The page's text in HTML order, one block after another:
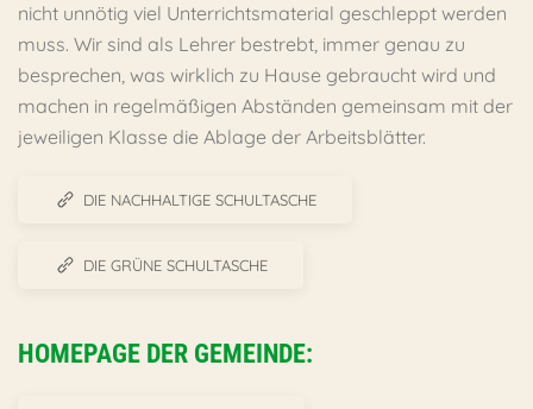
nicht unnötig viel Unterrichtsmaterial geschleppt werden
muss. Wir sind als Lehrer bestrebt, immer genau zu
besprechen, was wirklich zu Hause gebraucht wird und
machen in regelmäßigen Abständen gemeinsam mit der
jeweiligen Klasse die Ablage der Arbeitsblätter.
DIE NACHHALTIGE SCHULTASCHE
DIE GRÜNE SCHULTASCHE
HOMEPAGE DER GEMEINDE: